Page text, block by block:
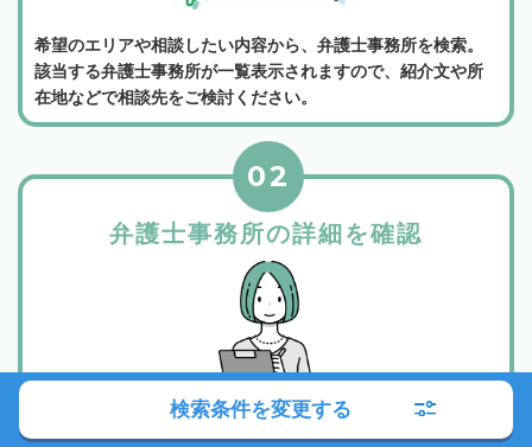
希望のエリアや相談したい内容から、弁護士事務所を検索。
該当する弁護士事務所が一覧表示されますので、紹介文や所
在地などで相談先をご検討ください。
弁護士事務所の詳細を確認
02
検索条件を変更する